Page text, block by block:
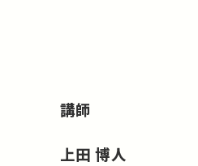
講師
上田 博人